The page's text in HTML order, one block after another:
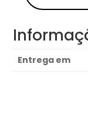
Entrega em